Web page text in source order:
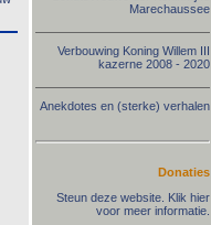
Marechaussee
Verbouwing Koning Willem III
kazerne 2008 - 2020
Anekdotes en (sterke) verhalen
Donaties
Steun deze website. Klik hier
voor meer informatie.